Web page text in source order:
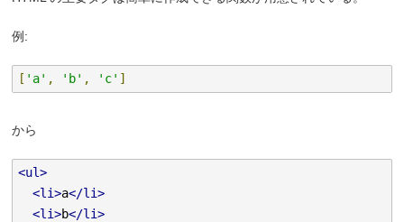
例:
[ 'a' , 'b' , 'c' ]
から
<ul>
<li>a</li>
<li>b</li>